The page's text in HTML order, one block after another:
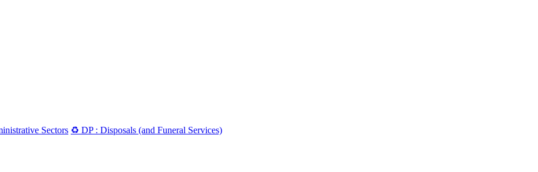
Sectors ♻️ DP : Disposals (and Funeral Services)